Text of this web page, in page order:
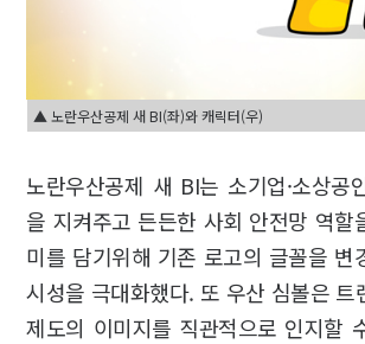
▲ 노란우산공제 새 BI(좌)와 캐릭터(우)
노란우산공제 새 BI는 소기업·소상공
을 지켜주고 든든한 사회 안전망 역할
미를 담기위해 기존 로고의 글꼴을 변
시성을 극대화했다. 또 우산 심볼은 트
제도의 이미지를 직관적으로 인지할